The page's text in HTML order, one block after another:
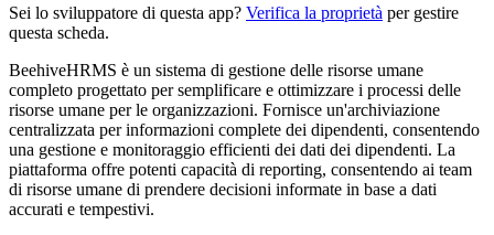
Sei lo sviluppatore di questa app? Verifica la proprietà per gestire
questa scheda.
BeehiveHRMS è un sistema di gestione delle risorse umane
completo progettato per semplificare e ottimizzare i processi delle
risorse umane per le organizzazioni. Fornisce un'archiviazione
centralizzata per informazioni complete dei dipendenti, consentendo
una gestione e monitoraggio efficienti dei dati dei dipendenti. La
piattaforma offre potenti capacità di reporting, consentendo ai team
di risorse umane di prendere decisioni informate in base a dati
accurati e tempestivi.